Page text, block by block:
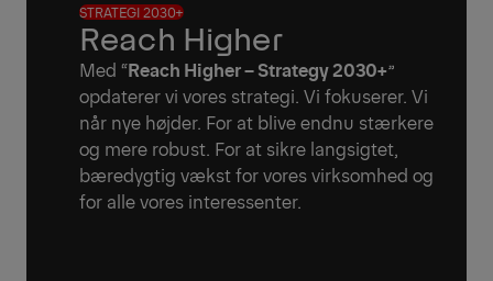
Reach Higher
STRATEGI 2030+
Med “Reach Higher – Strategy 2030+”
opdaterer vi vores strategi. Vi fokuserer. Vi
når nye højder. For at blive endnu stærkere
og mere robust. For at sikre langsigtet,
bæredygtig vækst for vores virksomhed og
for alle vores interessenter.